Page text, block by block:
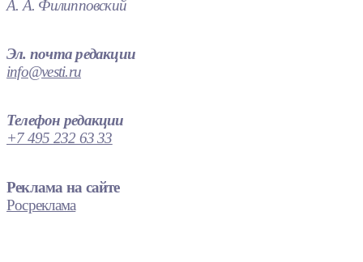
А. А. Филипповский
Эл. почта редакции
info@vesti.ru
Телефон редакции
+7 495 232 63 33
Реклама на сайте
Росреклама